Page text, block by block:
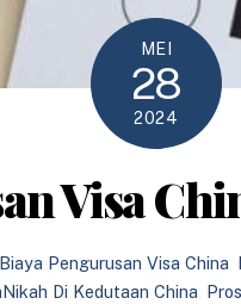
MEI
28
2024
Visa
Biaya Pengurusan Visa China
Di Kedutaan China